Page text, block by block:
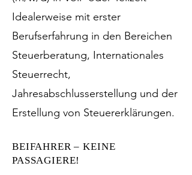
Idealerweise mit erster
Berufserfahrung in den Bereichen
Steuerberatung, Internationales
Steuerrecht,
Jahresabschlusserstellung und der
Erstellung von Steuererklärungen.
BEIFAHRER – KEINE
PASSAGIERE!